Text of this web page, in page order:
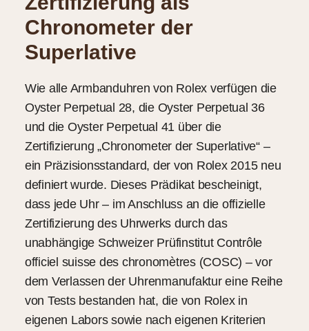
Chronometer der
Superlative
Wie alle Armbanduhren von Rolex verfügen die
Oyster Perpetual 28, die Oyster Perpetual 36
und die Oyster Perpetual 41 über die
Zertifizierung „Chronometer der Superlative“ –
ein Präzisionsstandard, der von Rolex 2015 neu
definiert wurde. Dieses Prädikat bescheinigt,
dass jede Uhr – im Anschluss an die offizielle
Zertifizierung des Uhrwerks durch das
unabhängige Schweizer Prüfinstitut Contrôle
officiel suisse des chronomètres (COSC) – vor
dem Verlassen der Uhrenmanufaktur eine Reihe
von Tests bestanden hat, die von Rolex in
eigenen Labors sowie nach eigenen Kriterien